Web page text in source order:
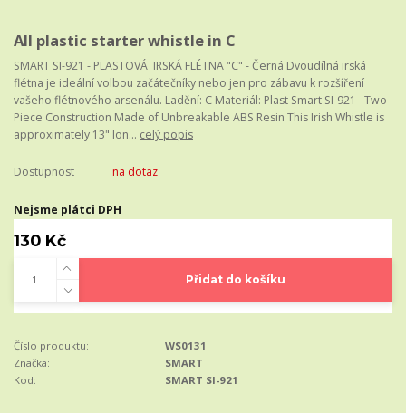
All plastic starter whistle in C
SMART SI-921 - PLASTOVÁ IRSKÁ FLÉTNA "C" - Černá Dvoudílná irská
flétna je ideální volbou začátečníky nebo jen pro zábavu k rozšíření
vašeho flétnového arsenálu. Ladění: C Materiál: Plast Smart SI-921 Two
Piece Construction Made of Unbreakable ABS Resin This Irish Whistle is
approximately 13" lon... celý popis
Dostupnost na dotaz
Nejsme plátci DPH
130 Kč
Přidat do košíku
Číslo produktu:
WS0131
Značka:
SMART
Kod:
SMART SI-921